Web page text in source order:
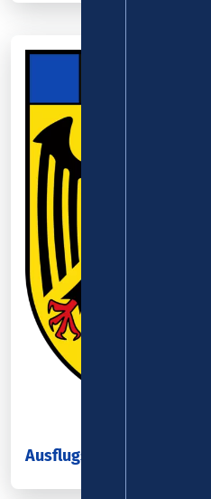
Ausflugsziele im Rhein-